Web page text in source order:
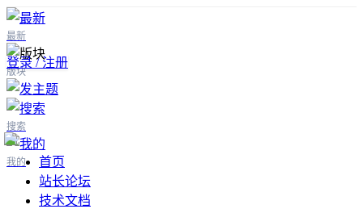
最新
版块
搜索
我的
登录 / 注册
首页
站长论坛
技术文档